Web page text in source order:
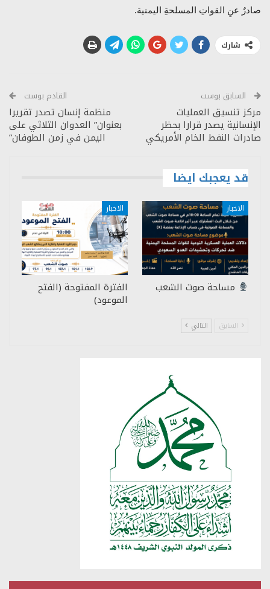
صادرٌ عنِ القواتِ المسلحةِ اليمنية.
شارك
السابق بوست
مركز تنسيق العمليات
الإنسانية يصدر قرارا بحظر
صادرات النفط الخام الأمريكي
القادم بوست
منظمة إنسان تصدر تقريرا
بعنوان” العدوان الثلاثي على
اليمن في زمن الطوفان”
قد يعجبك ايضا
الاخبار
مساحة صوت الشعب
الاخبار
الفترة المفتوحة (الفتح
الموعود)
السابق التالي